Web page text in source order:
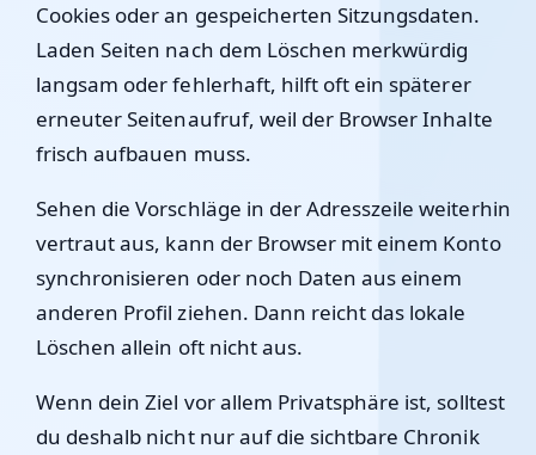
Cookies oder an gespeicherten Sitzungsdaten.
Laden Seiten nach dem Löschen merkwürdig
langsam oder fehlerhaft, hilft oft ein späterer
erneuter Seitenaufruf, weil der Browser Inhalte
frisch aufbauen muss.
Sehen die Vorschläge in der Adresszeile weiterhin
vertraut aus, kann der Browser mit einem Konto
synchronisieren oder noch Daten aus einem
anderen Profil ziehen. Dann reicht das lokale
Löschen allein oft nicht aus.
Wenn dein Ziel vor allem Privatsphäre ist, solltest
du deshalb nicht nur auf die sichtbare Chronik